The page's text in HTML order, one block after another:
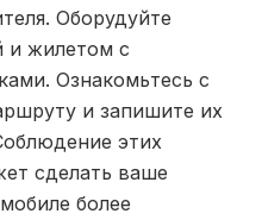
Оборудуйте
и жилетом с
Ознакомьтесь с
и запишите их
этих
сделать ваше
более